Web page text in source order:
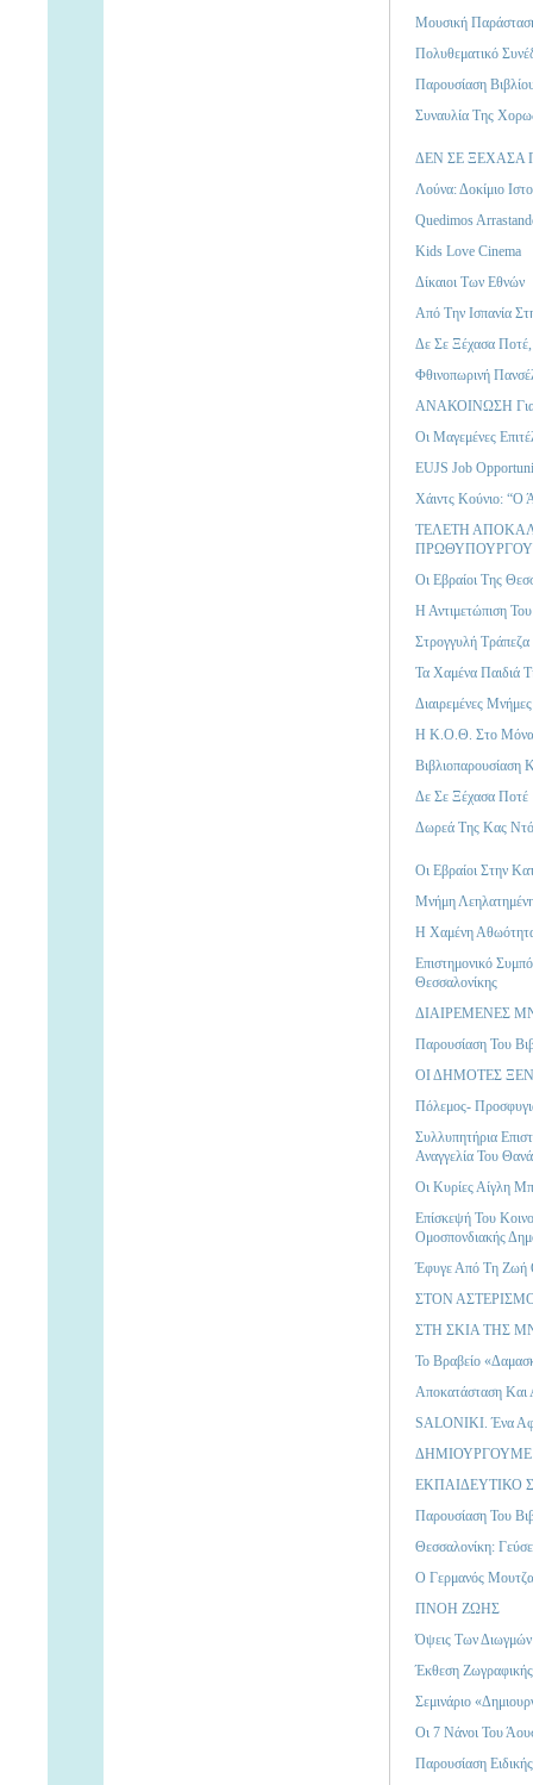
Μουσική
Πολυθεματικό
Παρουσίαση
Συναυλία Της
ΔΕΝ ΣΕ ΞΕΧΑΣΑ
Λούνα: Δοκίμιο
Quedimos
Kids Love Cinema
Δίκαιοι Των Εθνών
Από Την Ισπανία
Δε Σε Ξέχασα
Φθινοπωρινή
ΑΝΑΚΟΙΝΩΣΗ
Οι Μαγεμένες
EUJS Job
Χάιντς Κούνιο:
ΤΕΛΕΤΗ
Οι Εβραίοι Της
Η Αντιμετώπιση
Στρογγυλή
Τα Χαμένα Παιδιά
Διαιρεμένες
Η Κ.Ο.Θ. Στο
Bιβλιοπαρουσίαση
Δε Σε Ξέχασα Ποτέ
Δωρεά Της Κας
Οι Εβραίοι Στην
Μνήμη
Η Χαμένη
Eπιστημονικό
Θεσσαλονίκης
ΔΙΑΙΡΕΜΕΝΕΣ
Παρουσίαση Του
ΟΙ ΔΗΜΟΤΕΣ
Πόλεμος-
Συλλυπητήρια
Αναγγελία Του
Οι Κυρίες Αίγλη
Eπίσκεψή Του
Ομοσπονδιακής
Έφυγε Από Τη Ζωή
ΣΤΟΝ
ΣΤΗ ΣΚΙΑ ΤΗΣ
Το Βραβείο
Aποκατάσταση Και
SALONIKI. Ένα
ΕΚΠΑΙΔΕΥΤΙΚΟ
Παρουσίαση Του
Θεσσαλονίκη:
Ο Γερμανός
ΠΝΟΗ ΖΩΗΣ
Όψεις Των
Έκθεση
Σεμινάριο
Οι 7 Νάνοι Του
Παρουσίαση